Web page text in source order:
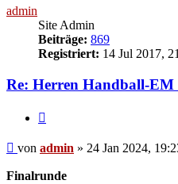
admin
Site Admin
Beiträge: 869
Registriert: 14 Jul 2017,
Re: Herren Handball-EM
Beitrag
von admin » 24 Jan 2024,
Finalrunde